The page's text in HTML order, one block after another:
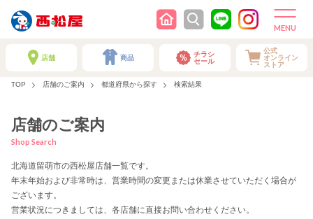
店舗 商品
チラシ
セール
公式
オンライン
ストア
TOP 店舗のご案内 都道府県から探す 検索結果
店舗のご案内
Shop Search
北海道留萌市の西松屋店舗一覧です。
年末年始および非常時は、営業時間の変更または休業させていただく場合が
ございます。
営業状況につきましては、各店舗に直接お問い合わせください。